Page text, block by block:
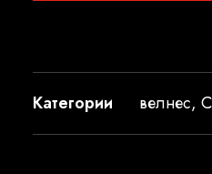
Категории велнес,